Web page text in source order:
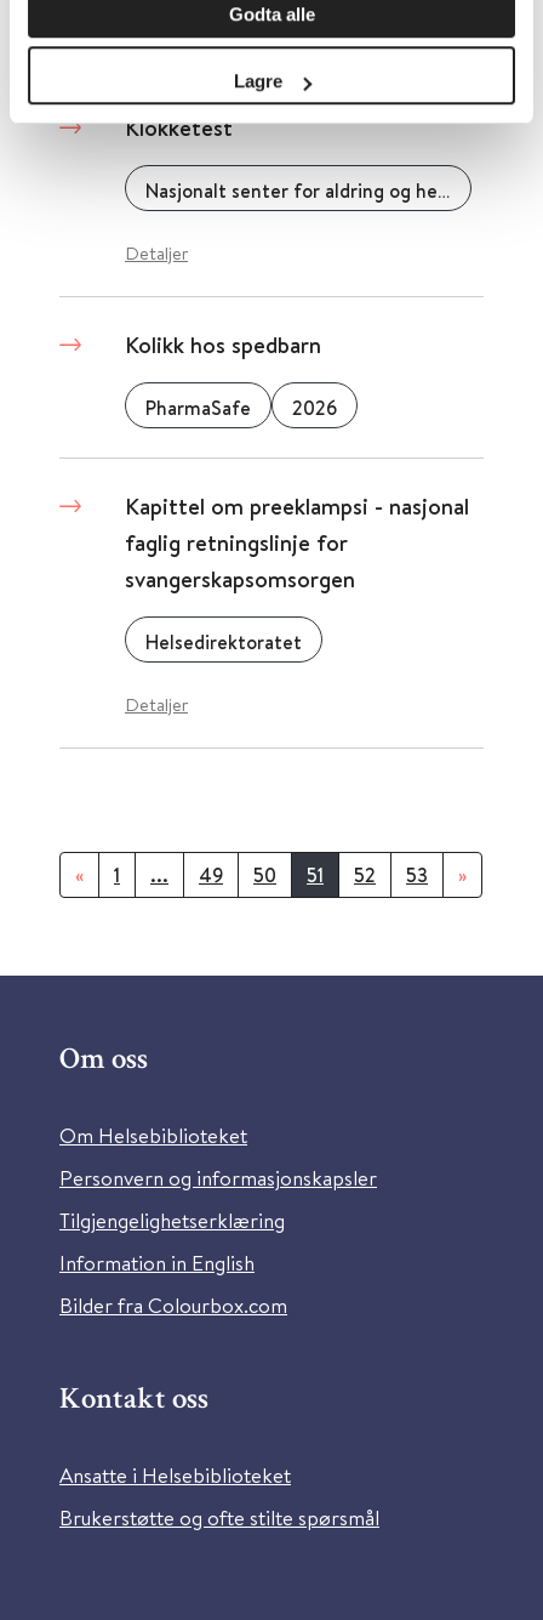
Godta alle
Lagre
Detaljer
Klokketest
Nasjonalt senter for aldring og helse
Detaljer
Kolikk hos spedbarn
PharmaSafe 2026
Kapittel om preeklampsi - nasjonal
faglig retningslinje for
svangerskapsomsorgen
Helsedirektoratet
Detaljer
« 1 ... 49 50 51 52 53 »
Om oss
Om Helsebiblioteket
Personvern og informasjonskapsler
Tilgjengelighetserklæring
Information in English
Bilder fra Colourbox.com
Kontakt oss
Ansatte i Helsebiblioteket
Brukerstøtte og ofte stilte spørsmål